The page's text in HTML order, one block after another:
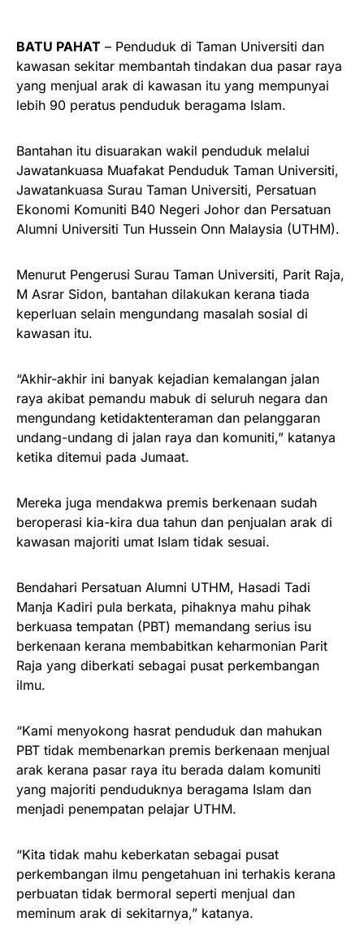
BATU PAHAT – Penduduk di Taman Universiti dan
kawasan sekitar membantah tindakan dua pasar raya
yang menjual arak di kawasan itu yang mempunyai
lebih 90 peratus penduduk beragama Islam.
Bantahan itu disuarakan wakil penduduk melalui
Jawatankuasa Muafakat Penduduk Taman Universiti,
Jawatankuasa Surau Taman Universiti, Persatuan
Ekonomi Komuniti B40 Negeri Johor dan Persatuan
Alumni Universiti Tun Hussein Onn Malaysia (UTHM).
Menurut Pengerusi Surau Taman Universiti, Parit Raja,
M Asrar Sidon, bantahan dilakukan kerana tiada
keperluan selain mengundang masalah sosial di
kawasan itu.
“Akhir-akhir ini banyak kejadian kemalangan jalan
raya akibat pemandu mabuk di seluruh negara dan
mengundang ketidaktenteraman dan pelanggaran
undang-undang di jalan raya dan komuniti,” katanya
ketika ditemui pada Jumaat.
Mereka juga mendakwa premis berkenaan sudah
beroperasi kia-kira dua tahun dan penjualan arak di
kawasan majoriti umat Islam tidak sesuai.
Bendahari Persatuan Alumni UTHM, Hasadi Tadi
Manja Kadiri pula berkata, pihaknya mahu pihak
berkuasa tempatan (PBT) memandang serius isu
berkenaan kerana membabitkan keharmonian Parit
Raja yang diberkati sebagai pusat perkembangan
ilmu.
“Kami menyokong hasrat penduduk dan mahukan
PBT tidak membenarkan premis berkenaan menjual
arak kerana pasar raya itu berada dalam komuniti
yang majoriti penduduknya beragama Islam dan
menjadi penempatan pelajar UTHM.
“Kita tidak mahu keberkatan sebagai pusat
perkembangan ilmu pengetahuan ini terhakis kerana
perbuatan tidak bermoral seperti menjual dan
meminum arak di sekitarnya,” katanya.